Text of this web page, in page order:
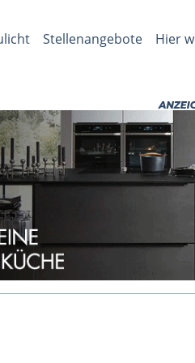
Stellenangebote Hier